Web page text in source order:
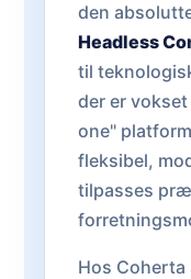
den
Headless
til
der er
one"
fleksibel,
tilpasses
Hos Coherta